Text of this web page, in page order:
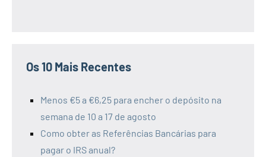
Os 10 Mais Recentes
Menos €5 a €6,25 para encher o depósito na
semana de 10 a 17 de agosto
Como obter as Referências Bancárias para
pagar o IRS anual?